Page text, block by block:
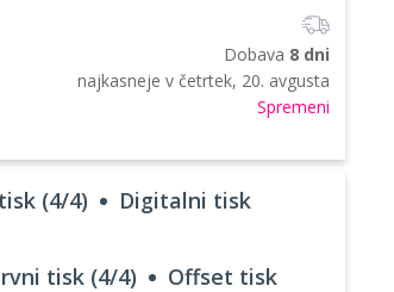
Dobava 8 dni
najkasneje v četrtek, 20. avgusta
Spremeni
(4/4) Digitalni tisk
tisk (4/4) Offset tisk